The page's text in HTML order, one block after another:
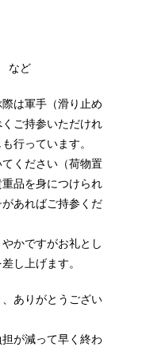
など
は軍手（滑り止め
ご持参いただけれ
行っています。
ください（荷物置
品を身につけられ
あればご持参くだ
かですがお礼とし
し上げます。
ありがとうござい
が減って早く終わ